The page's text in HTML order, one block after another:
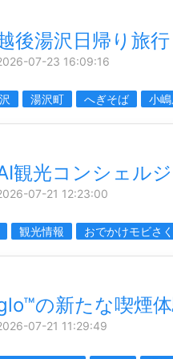
後湯沢日帰り旅行
07-23 16:09:16
湯沢町 へぎそば 小
観光コンシェル
07-21 12:23:00
観光情報 おでかけモビさ
の新たな喫煙
07-21 11:29:49